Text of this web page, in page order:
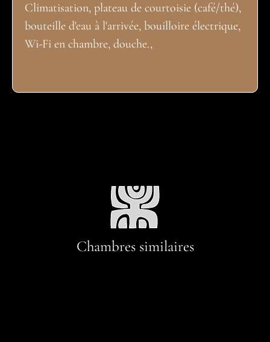
Climatisation, plateau de courtoisie (café/thé),
bouteille d'eau à l'arrivée, bouilloire électrique,
Wi-Fi en chambre, douche.,
Chambres similaires